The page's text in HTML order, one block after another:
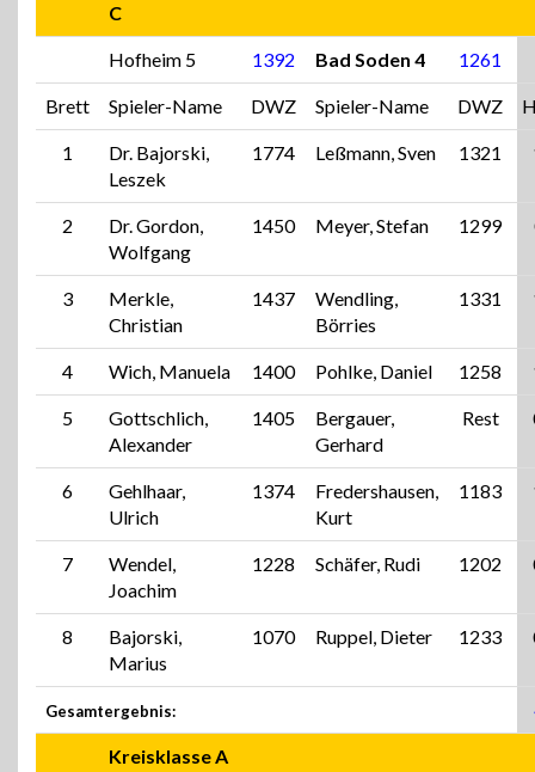
C
Hofheim 5 1392 Bad Soden 4 1261
Brett Spieler-Name DWZ Spieler-Name DWZ
1
Dr. Bajorski,
Leszek
1774 Leßmann, Sven 1321
2
Dr. Gordon,
Wolfgang
1450 Meyer, Stefan 1299
3
Merkle,
Christian
1437
Wendling,
Börries
1331
4 Wich, Manuela 1400 Pohlke, Daniel 1258
5
Gottschlich,
Alexander
1405
Bergauer,
Gerhard
Rest
6
Gehlhaar,
Ulrich
1374
Fredershausen,
Kurt
1183
7
Wendel,
Joachim
1228 Schäfer, Rudi 1202
8
Bajorski,
Marius
1070 Ruppel, Dieter 1233
Gesamtergebnis:
Kreisklasse A